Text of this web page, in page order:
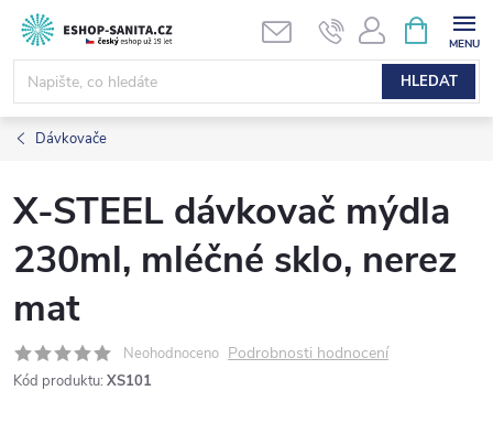
Přejít
obsah
HLEDAT
NÁKUPNÍ
KOŠÍK
Dávkovače
X-STEEL dávkovač mýdla
230ml, mléčné sklo, nerez
mat
Neohodnoceno Podrobnosti hodnocení
Kód produktu: XS101